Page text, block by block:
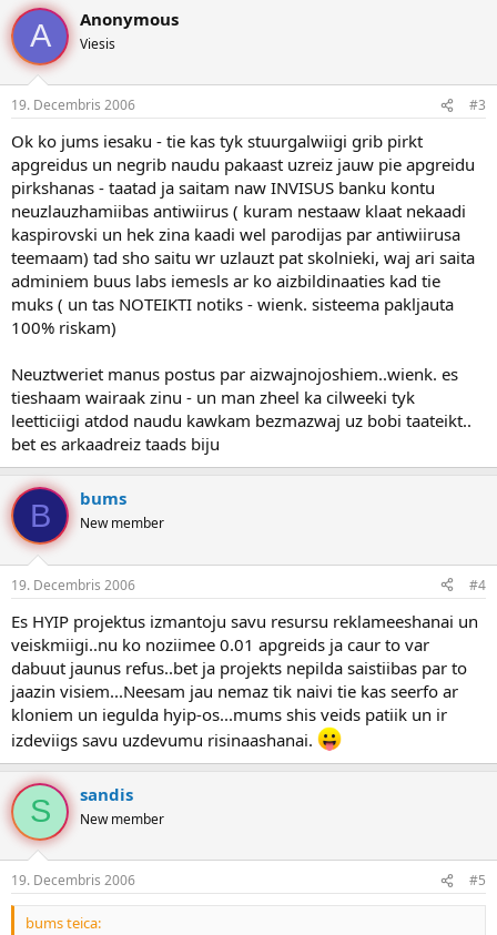
A Anonymous
Viesis
19. Decembris 2006 #3
Ok ko jums iesaku - tie kas tyk stuurgalwiigi grib pirkt
apgreidus un negrib naudu pakaast uzreiz jauw pie apgreidu
pirkshanas - taatad ja saitam naw INVISUS banku kontu
neuzlauzhamiibas antiwiirus ( kuram nestaaw klaat nekaadi
kaspirovski un hek zina kaadi wel parodijas par antiwiirusa
teemaam) tad sho saitu wr uzlauzt pat skolnieki, waj ari saita
adminiem buus labs iemesls ar ko aizbildinaaties kad tie
muks ( un tas NOTEIKTI notiks - wienk. sisteema pakljauta
100% riskam)
Neuztweriet manus postus par aizwajnojoshiem..wienk. es
tieshaam wairaak zinu - un man zheel ka cilweeki tyk
leetticiigi atdod naudu kawkam bezmazwaj uz bobi taateikt..
bet es arkaadreiz taads biju
B bums
New member
19. Decembris 2006 #4
Es HYIP projektus izmantoju savu resursu reklameeshanai un
veiskmiigi..nu ko noziimee 0.01 apgreids ja caur to var
dabuut jaunus refus..bet ja projekts nepilda saistiibas par to
jaazin visiem...Neesam jau nemaz tik naivi tie kas seerfo ar
kloniem un iegulda hyip-os...mums shis veids patiik un ir
izdeviigs savu uzdevumu risinaashanai.
S sandis
New member
19. Decembris 2006 #5
bums teica: